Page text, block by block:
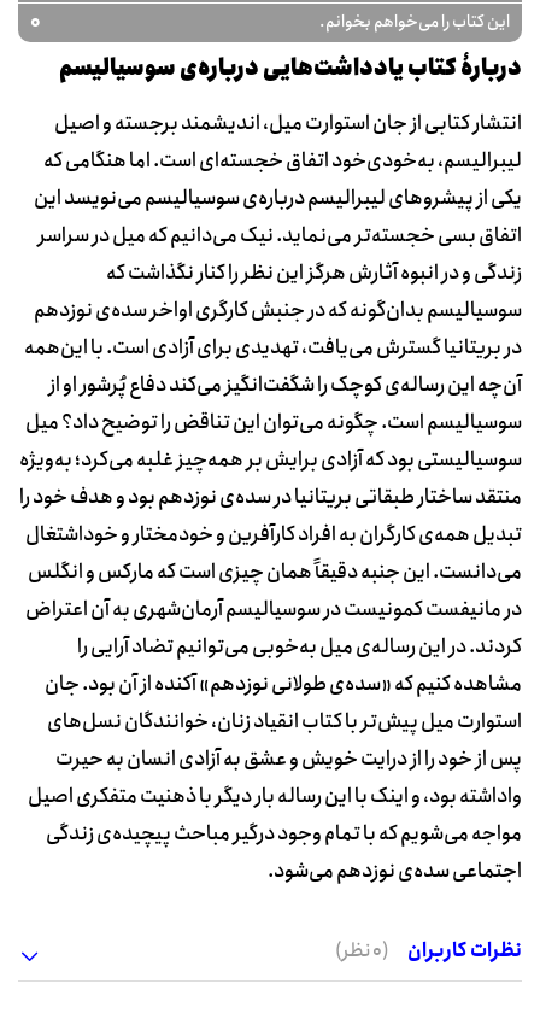
این کتاب را می‌خواهم بخوانم. 0
دربارۀ کتاب یادداشت‌هایی درباره‌ی سوسیالیسم
انتشار کتابی از جان استوارت میل، اندیشمند برجسته و اصیل
لیبرالیسم، به‌خودی‌خود اتفاق خجسته‌ای است. اما هنگامی که
یکی از پیشروهای لیبرالیسم درباره‌ی سوسیالیسم می‌نویسد این
اتفاق بسی خجسته‌تر می‌نماید. نیک می‌دانیم که میل در سراسر
زندگی و در انبوه آثارش هرگز این نظر را کنار نگذاشت که
سوسیالیسم بدان‌گونه که در جنبش کارگری اواخر سده‌ی نوزدهم
در بریتانیا گسترش می‌یافت، تهدیدی برای آزادی است. با این‌همه
آن‌چه این رساله‌ی کوچک را شگفت‌انگیز می‌کند دفاع پُرشور او از
سوسیالیسم است. چگونه می‌توان این تناقض را توضیح داد؟ میل
سوسیالیستی بود که آزادی برایش بر همه‌چیز غلبه می‌کرد؛ به‌ویژه
منتقد ساختار طبقاتی بریتانیا در سده‌ی نوزدهم بود و هدف خود را
تبدیل همه‌ی کارگران به افراد کارآفرین و خودمختار و خوداشتغال
می‌دانست. این جنبه دقیقاً همان چیزی است که مارکس و انگلس
در مانیفست کمونیست در سوسیالیسم آرمان‌شهری به آن اعتراض
کردند. در این رساله‌ی میل به‌خوبی‌ می‌توانیم تضاد آرایی را
مشاهده کنیم که «سده‌ی طولانی نوزدهم» آکنده از آن‌ بود. جان
استوارت میل پیش‌تر با کتاب انقیاد زنان، خوانندگان نسل‌های
پس از خود را از درایت خویش و عشق به آزادی‌ انسان به حیرت
واداشته بود، و اینک با این رساله بار دیگر با ذهنیت متفکری اصیل
مواجه می‌شویم که با تمام وجود درگیر مباحث پیچیده‌ی زندگی‌
اجتماعی سده‌ی نوزدهم می‌شود.
نظرات کاربران (0 نظر)